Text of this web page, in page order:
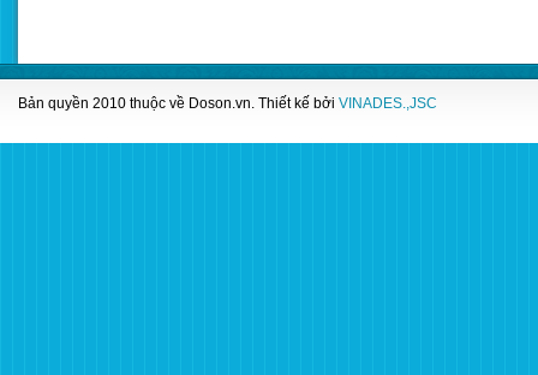
Bản quyền 2010 thuộc về Doson.vn. Thiết kế bởi VINADES.,JSC